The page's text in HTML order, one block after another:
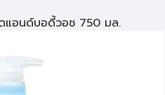
ดแอนด์บอดี้วอช 750 มล.